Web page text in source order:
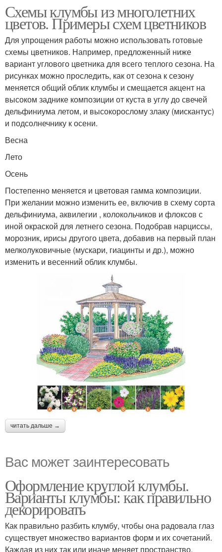
Схемы клумбы из многолетних
цветов. Примеры схем цветников
Для упрощения работы можно использовать готовые
схемы цветников. Например, предложенный ниже
вариант углового цветника для всего теплого сезона. На
рисунках можно проследить, как от сезона к сезону
меняется общий облик клумбы и смещается акцент на
высоком заднике композиции от куста в углу до свечей
дельфиниума летом, и высокорослому злаку (мискантус)
и подсолнечнику к осени.
Весна
Лето
Осень
Постепенно меняется и цветовая гамма композиции.
При желании можно изменить ее, включив в схему сорта
дельфиниума, аквилегии , колокольчиков и флоксов с
иной окраской для летнего сезона. Подобрав нарциссы,
морозник, ирисы другого цвета, добавив на первый план
мелколуковичные (мускари, гиацинты и др.), можно
изменить и весенний облик клумбы.
читать дальше →
Вас может заинтересовать
Оформление круглой клумбы.
Варианты клумбы: как правильно
декорировать
Как правильно разбить клумбу, чтобы она радовала глаз
существует множество вариантов форм и их сочетаний.
Каждая из них так или иначе меняет пространство.